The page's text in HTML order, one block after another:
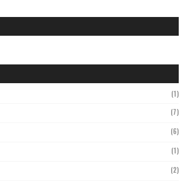
(1)
(7)
(6)
(1)
(2)